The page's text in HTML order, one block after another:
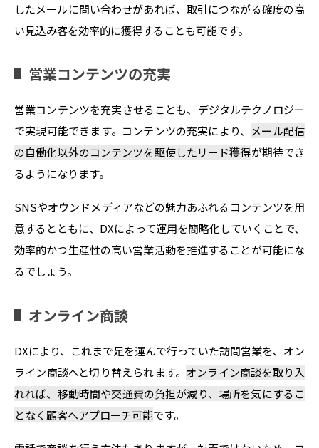
したメールに問い合わせがあれば、取引につながる確度の高
い見込み客を効率的に獲得することも可能です。
営業コンテンツの充実
営業コンテンツを充実させることも、デジタルテクノロジー
で実現可能できます。コンテンツの充実により、
メール配信
の自働化以外のコンテンツを駆使したリード獲得が期待でき
るようになります。
SNSやオウンドメディアなどの魅力あふれるコンテンツを用
意するとともに、DXによって運用を簡略化していくことで、
効率的かつ生産性の高い営業活動を推進することが可能にな
るでしょう。
オンライン商談
DXにより、これまで足を運んで行っていた訪問営業を、オン
ライン商談へと切り替えられます。 オンライン商談を取り入
れれば、移動時間や交通費の負担が減り、場所を気にするこ
となく顧客へアプローチ可能です。